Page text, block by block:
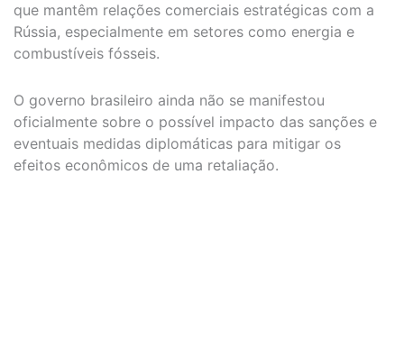
que mantêm relações comerciais estratégicas com a
Rússia, especialmente em setores como energia e
combustíveis fósseis.
O governo brasileiro ainda não se manifestou
oficialmente sobre o possível impacto das sanções e
eventuais medidas diplomáticas para mitigar os
efeitos econômicos de uma retaliação.